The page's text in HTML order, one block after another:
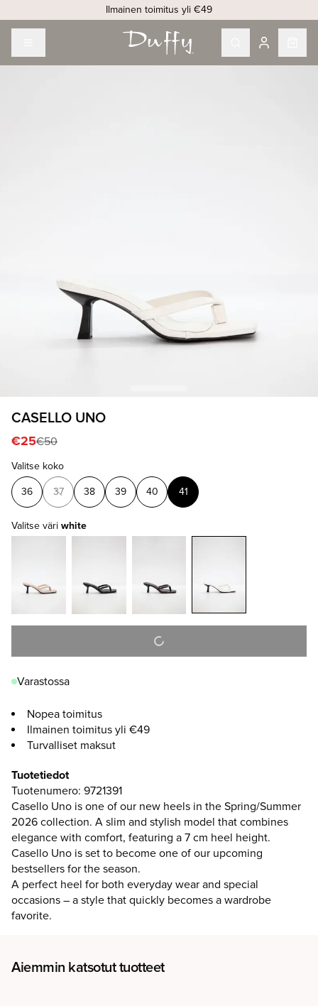
Ilmainen toimitus yli €49
CASELLO UNO
€25€50
Valitse koko
36 37 38 39 40 41
Valitse väri white
Varastossa
Nopea toimitus
Ilmainen toimitus yli €49
Turvalliset maksut
Tuotetiedot
Tuotenumero: 9721391
Casello Uno is one of our new heels in the Spring/Summer
2026 collection. A slim and stylish model that combines
elegance with comfort, featuring a 7 cm heel height.
Casello Uno is set to become one of our upcoming
bestsellers for the season.
A perfect heel for both everyday wear and special
occasions – a style that quickly becomes a wardrobe
favorite.
Aiemmin katsotut tuotteet